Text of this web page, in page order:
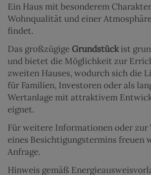
Ein Haus mit besonderem
Wohnqualität und einer
findet.
Das großzügige Grundstückist
und bietet die Möglichkeit zur
zweiten Hauses, wodurch sich die
für Familien, Investoren oder als
Wertanlage mit attraktivem
eignet.
Für weitere Informationen oder zur
eines Besichtigungstermins freuen
Anfrage.
Hinweis gemäß